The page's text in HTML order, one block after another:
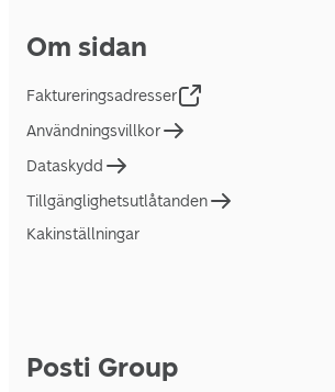
Om sidan
Faktureringsadresser
Användningsvillkor
Dataskydd
Tillgänglighetsutlåtanden
Kakinställningar
Posti Group